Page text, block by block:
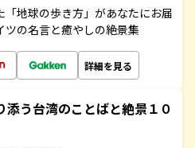
地球の歩き方」があなたにお届
ツの名言と癒やしの絶景集
詳細を見る
添う台湾のことばと絶景１０